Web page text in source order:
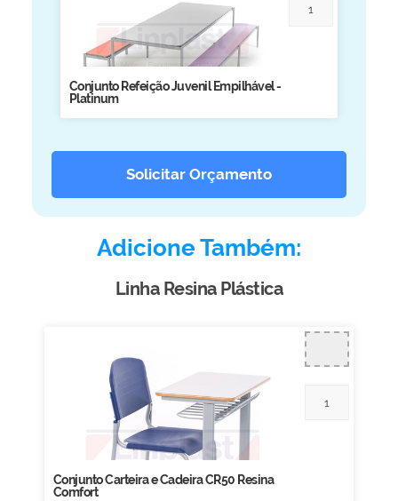
Conjunto Refeição Juvenil Empilhável -
Platinum
Solicitar Orçamento
Adicione Também:
Linha Resina Plástica
Conjunto Carteira e Cadeira CR50 Resina
Comfort
Linha Wood Prime
Cadeira especial